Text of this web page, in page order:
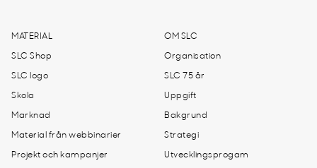
MATERIAL
SLC Shop
SLC logo
Skola
Marknad
Material från webbinarier
Projekt och kampanjer
OM SLC
Organisation
SLC 75 år
Uppgift
Bakgrund
Strategi
Utvecklingsprogam